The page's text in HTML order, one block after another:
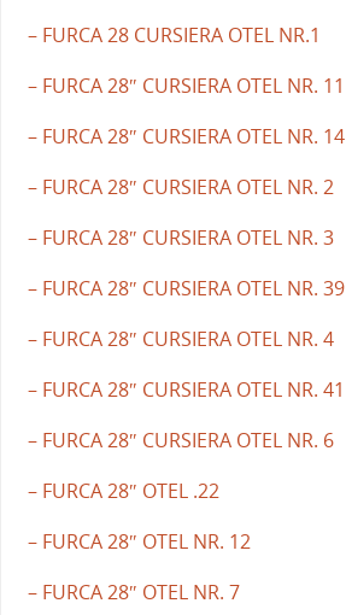
– FURCA 28 CURSIERA OTEL NR.1
– FURCA 28″ CURSIERA OTEL NR. 11
– FURCA 28″ CURSIERA OTEL NR. 14
– FURCA 28″ CURSIERA OTEL NR. 2
– FURCA 28″ CURSIERA OTEL NR. 3
– FURCA 28″ CURSIERA OTEL NR. 39
– FURCA 28″ CURSIERA OTEL NR. 4
– FURCA 28″ CURSIERA OTEL NR. 41
– FURCA 28″ CURSIERA OTEL NR. 6
– FURCA 28″ OTEL .22
– FURCA 28″ OTEL NR. 12
– FURCA 28″ OTEL NR. 7